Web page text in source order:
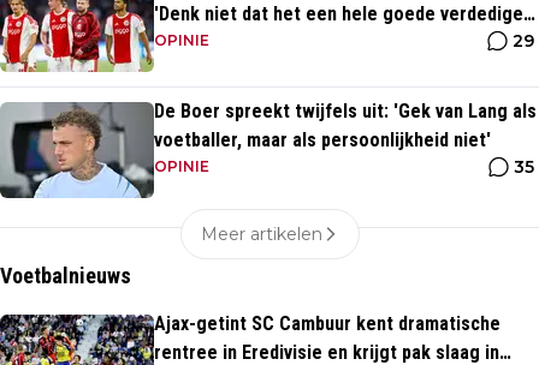
'Denk niet dat het een hele goede verdediger
is'
OPINIE 29
De Boer spreekt twijfels uit: 'Gek van Lang als
voetballer, maar als persoonlijkheid niet'
OPINIE 35
Meer artikelen
Voetbalnieuws
Ajax-getint SC Cambuur kent dramatische
rentree in Eredivisie en krijgt pak slaag in